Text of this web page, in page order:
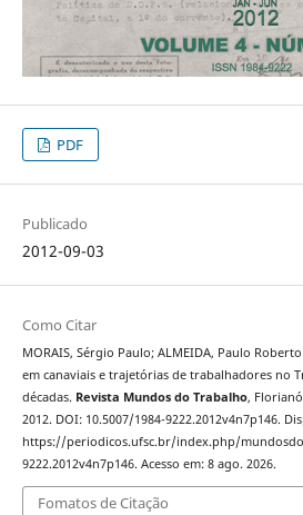
PDF
Publicado
2012-09-03
Como Citar
MORAIS, Sérgio Paulo; ALMEIDA, Paulo
em canaviais e trajetórias de trabalhadores no
décadas. Revista Mundos do Trabalho,
2012. DOI: 10.5007/1984-9222.2012v4n7p146.
https://periodicos.ufsc.br/index.php/
9222.2012v4n7p146. Acesso em: 8 ago. 2026.
Fomatos de Citação